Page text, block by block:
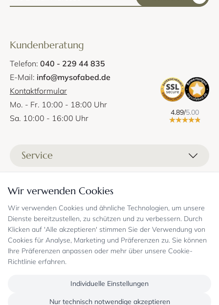
Wir verwenden Cookies
Wir verwenden Cookies und ähnliche Technologien, um unsere
Dienste bereitzustellen, zu schützen und zu verbessern. Durch
Klicken auf 'Alle akzeptieren' stimmen Sie der Verwendung von
Cookies für Analyse, Marketing und Präferenzen zu. Sie können
Ihre Präferenzen anpassen oder mehr über unsere Cookie-
Richtlinie erfahren.
Individuelle Einstellungen
Nur technisch notwendige akzeptieren
Kundenberatung
Telefon: 040 - 229 44 835
E-Mail: info@mysofabed.de
Kontaktformular
Mo. - Fr. 10:00 - 18:00 Uhr
Sa. 10:00 - 16:00 Uhr
4.89/5.00
Service
Zahlungsmöglichkeiten
Stoffprobenanfrage
Gutschein
Sicheres Einkaufen und Retoureninfo
FAQ
Jobs
Bekannt aus
Informationen
Kontakt
Showrooms
Datenschutz
Allgemeine Geschäftsbedingungen
Widerrufsrecht, Widerrufsfolgen
Sicheres Einkaufen
Echte Kundenbewertungen
Überweisung erst kurz vor Lieferung
Oder per PayPal (mit Käuferschutz)
Onlineshop mit über 18 Jahren Erfahrung
Zahlungsarten
Folgen Sie uns